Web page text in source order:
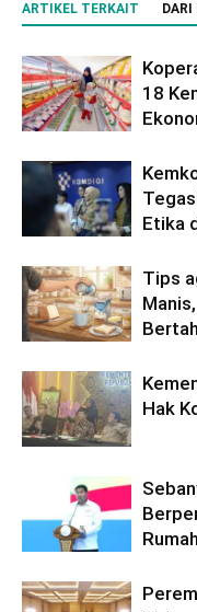
ARTIKEL TERKAIT
18
Etika
Tips
Hak